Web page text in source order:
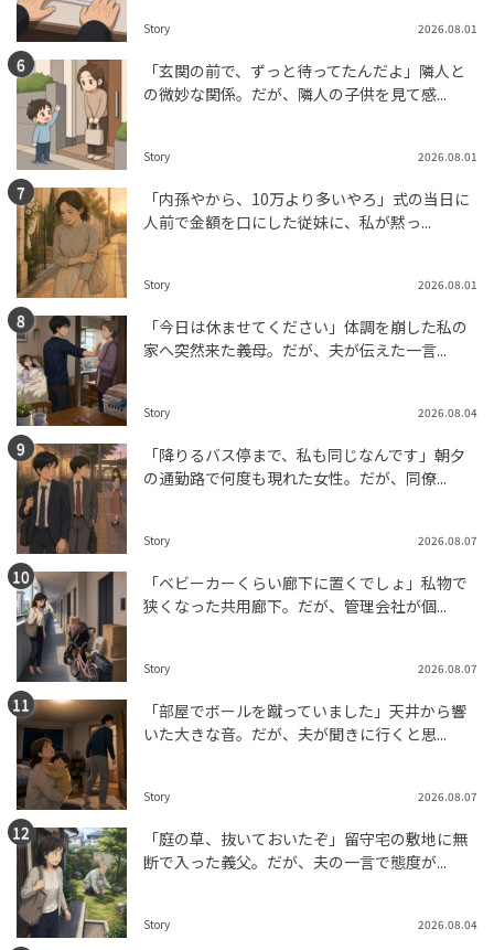
Story 2026.08.01
「玄関の前で、ずっと待ってたんだよ」隣人と
の微妙な関係。だが、隣人の子供を見て感...
Story 2026.08.01
「内孫やから、10万より多いやろ」式の当日に
人前で金額を口にした従妹に、私が黙っ...
Story 2026.08.01
「今日は休ませてください」体調を崩した私の
家へ突然来た義母。だが、夫が伝えた一言...
Story 2026.08.04
「降りるバス停まで、私も同じなんです」朝夕
の通勤路で何度も現れた女性。だが、同僚...
Story 2026.08.07
「ベビーカーくらい廊下に置くでしょ」私物で
狭くなった共用廊下。だが、管理会社が個...
Story 2026.08.07
「部屋でボールを蹴っていました」天井から響
いた大きな音。だが、夫が聞きに行くと思...
Story 2026.08.07
「庭の草、抜いておいたぞ」留守宅の敷地に無
断で入った義父。だが、夫の一言で態度が...
Story 2026.08.04